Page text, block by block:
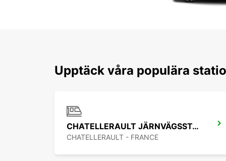
Upptäck våra populära
CHATELLERAULT JÄRNVÄGSSTATION
CHATELLERAULT - FRANCE